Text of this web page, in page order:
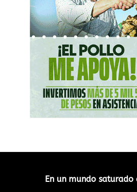
En un mundo saturado